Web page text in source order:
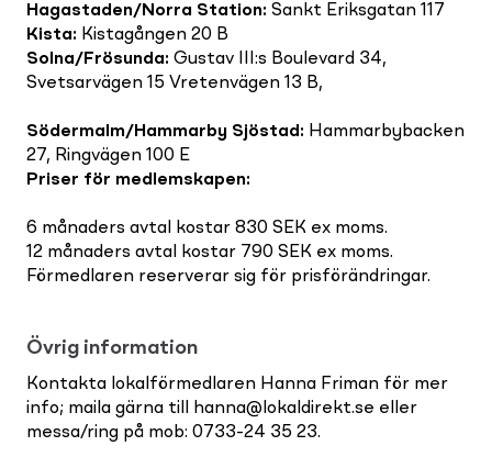
Hagastaden/Norra Station: Sankt Eriksgatan 117
Kista: Kistagången 20 B
Solna/Frösunda: Gustav III:s Boulevard 34,
Svetsarvägen 15 Vretenvägen 13 B,
Södermalm/Hammarby Sjöstad : Hammarbybacken
27, Ringvägen 100 E
Priser för medlemskapen:
6 månaders avtal kostar 830 SEK ex moms.
12 månaders avtal kostar 790 SEK ex moms.
Förmedlaren reserverar sig för prisförändringar.
Övrig information
Kontakta lokalförmedlaren Hanna Friman för mer
info; maila gärna till hanna@lokaldirekt.se eller
messa/ring på mob: 0733-24 35 23.